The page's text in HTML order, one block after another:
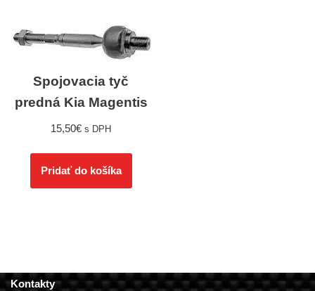
Spojovacia tyč
predná Kia Magentis
15,50€ s DPH
Pridať do košíka
Kontakty